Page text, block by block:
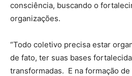
consciência, buscando o
organizações.
“Todo coletivo precisa estar
de fato, ter suas bases
transformadas. E na formação